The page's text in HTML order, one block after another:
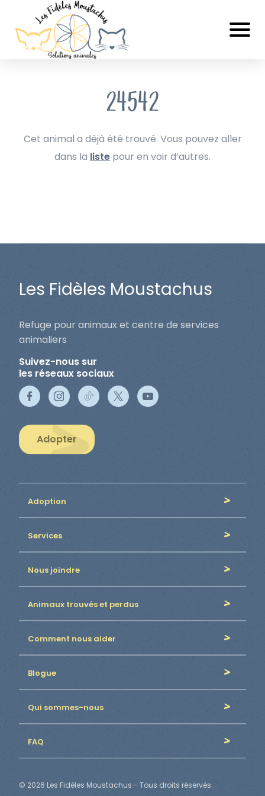
24542
Cet animal a déjà été trouvé. Vous pouvez aller
dans la liste pour en voir d’autres.
Les Fidèles Moustachus
Refuge pour animaux et centre de services
animaliers
Suivez-nous sur
les réseaux sociaux
Adopter
Adoption
Services
Nous joindre
Animaux trouvés et perdus
Comment nous aider
Blogue
Qui sommes-nous
FAQ
© 2026 Les Fidèles Moustachus - Tous droits réservés.